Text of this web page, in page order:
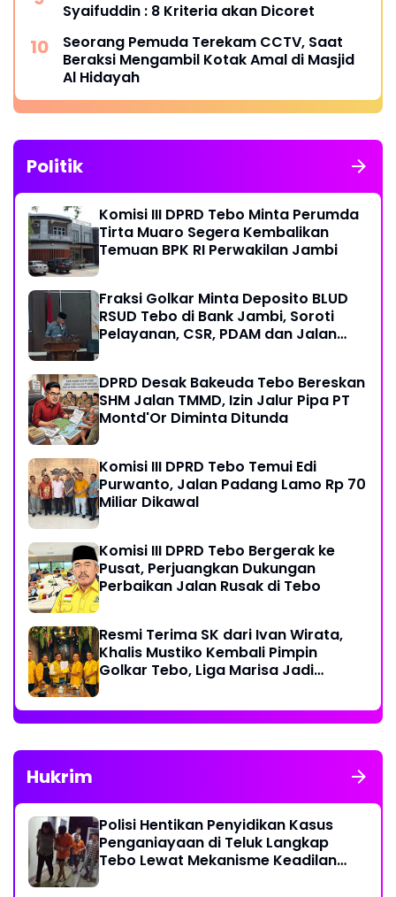
Syaifuddin : 8 Kriteria akan Dicoret
Seorang Pemuda Terekam CCTV, Saat
Beraksi Mengambil Kotak Amal di Masjid
Al Hidayah
Politik
Komisi III DPRD Tebo Minta Perumda
Tirta Muaro Segera Kembalikan
Temuan BPK RI Perwakilan Jambi
Fraksi Golkar Minta Deposito BLUD
RSUD Tebo di Bank Jambi, Soroti
Pelayanan, CSR, PDAM dan Jalan
DPRD Desak Bakeuda Tebo Bereskan
SHM Jalan TMMD, Izin Jalur Pipa PT
Montd'Or Diminta Ditunda
Komisi III DPRD Tebo Temui Edi
Purwanto, Jalan Padang Lamo Rp 70
Miliar Dikawal
Komisi III DPRD Tebo Bergerak ke
Pusat, Perjuangkan Dukungan
Perbaikan Jalan Rusak di Tebo
Resmi Terima SK dari Ivan Wirata,
Khalis Mustiko Kembali Pimpin
Golkar Tebo, Liga Marisa Jadi
Hukrim
Polisi Hentikan Penyidikan Kasus
Penganiayaan di Teluk Langkap
Tebo Lewat Mekanisme Keadilan